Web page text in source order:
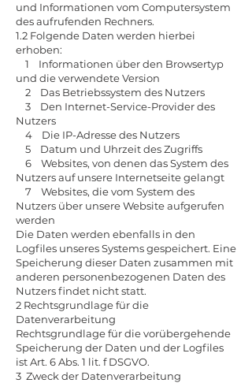
und Informationen vom Computersystem
des aufrufenden Rechners.
1.2 Folgende Daten werden hierbei
erhoben:
1 Informationen über den Browsertyp
und die verwendete Version
2 Das Betriebssystem des Nutzers
3 Den Internet-Service-Provider des
Nutzers
4 Die IP-Adresse des Nutzers
5 Datum und Uhrzeit des Zugriffs
6 Websites, von denen das System des
Nutzers auf unsere Internetseite gelangt
7 Websites, die vom System des
Nutzers über unsere Website aufgerufen
werden
Die Daten werden ebenfalls in den
Logfiles unseres Systems gespeichert. Eine
Speicherung dieser Daten zusammen mit
anderen personenbezogenen Daten des
Nutzers findet nicht statt.
2 Rechtsgrundlage für die
Datenverarbeitung
Rechtsgrundlage für die vorübergehende
Speicherung der Daten und der Logfiles
ist Art. 6 Abs. 1 lit. f DSGVO.
3 Zweck der Datenverarbeitung